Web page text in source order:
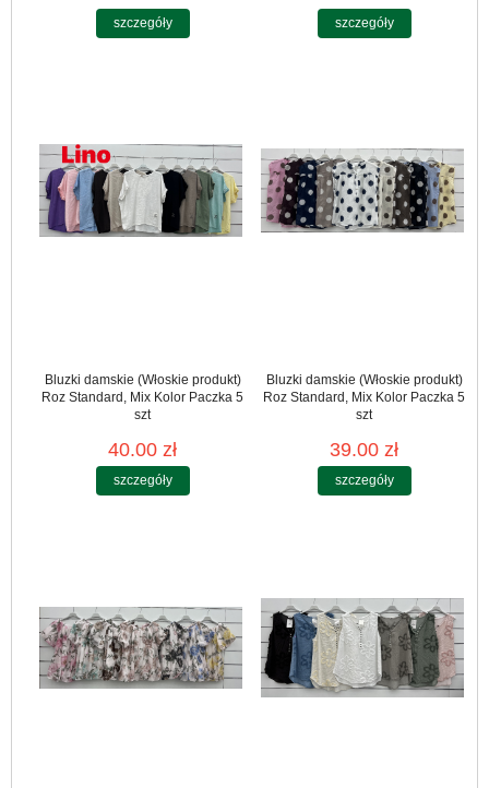
szczegóły szczegóły
Bluzki damskie (Włoskie produkt)
Roz Standard, Mix Kolor Paczka 5
szt
40.00 zł
szczegóły
Bluzki damskie (Włoskie produkt)
Roz Standard, Mix Kolor Paczka 5
szt
39.00 zł
szczegóły